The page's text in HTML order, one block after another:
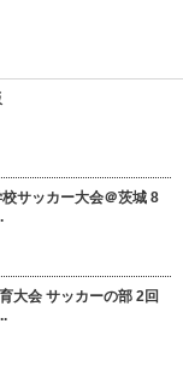
サッカー大会＠茨城 8
大会 サッカーの部 2回